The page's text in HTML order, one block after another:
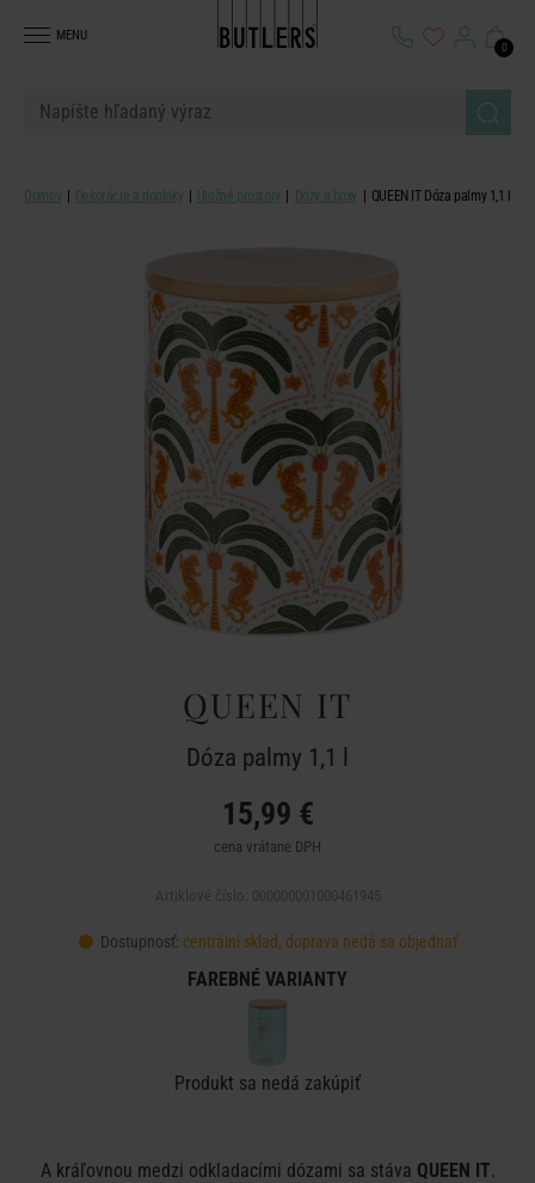
MENU
0
Domov Dekorácie a doplnky Úložné prostory Dózy a boxy QUEEN IT Dóza palmy 1,1 l
QUEEN IT
Dóza palmy 1,1 l
15,99 €
cena vrátane DPH
Dostupnosť: centrální sklad, doprava nedá sa objednať
FAREBNÉ VARIANTY
Produkt sa nedá zakúpiť
A kráľovnou medzi odkladacími dózami sa stáva QUEEN IT.